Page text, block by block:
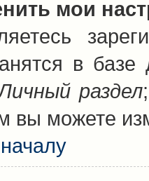
мои
в
раздел
вы можете